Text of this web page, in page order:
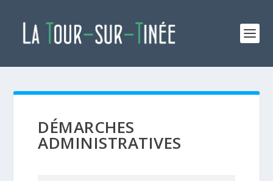
DÉMARCHES
ADMINISTRATIVES